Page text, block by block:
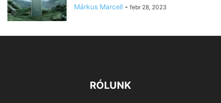
Márkus Marcell - febr 28, 2023
RÓLUNK